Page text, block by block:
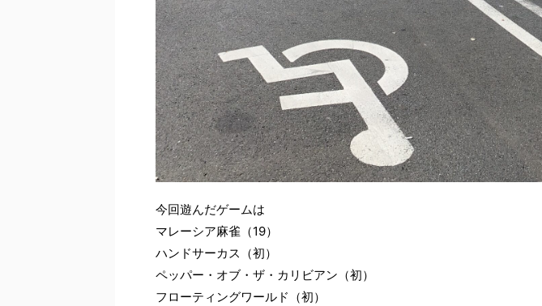
今回遊んだゲームは
マレーシア麻雀（19）
ハンドサーカス（初）
ペッパー・オブ・ザ・カリビアン（初）
フローティングワールド（初）